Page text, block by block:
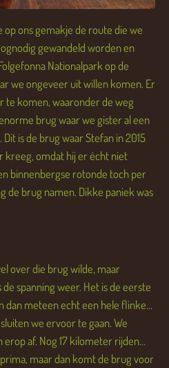
op ons gemakje de route die we
gewandeld worden en
Nationalpark op de
we ongeveer uit willen komen. Er
te komen, waaronder de weg
brug waar we gister al een
is de brug waar Stefan in 2015
kreeg, omdat hij er écht niet
binnenbergse rotonde toch per
de brug namen. Dikke paniek was
over die brug wilde, maar
spanning weer. Het is de eerste
dan meteen echt een hele flinke...
we ervoor te gaan. We
af. Nog 17 kilometer rijden...
maar dan komt de brug voor